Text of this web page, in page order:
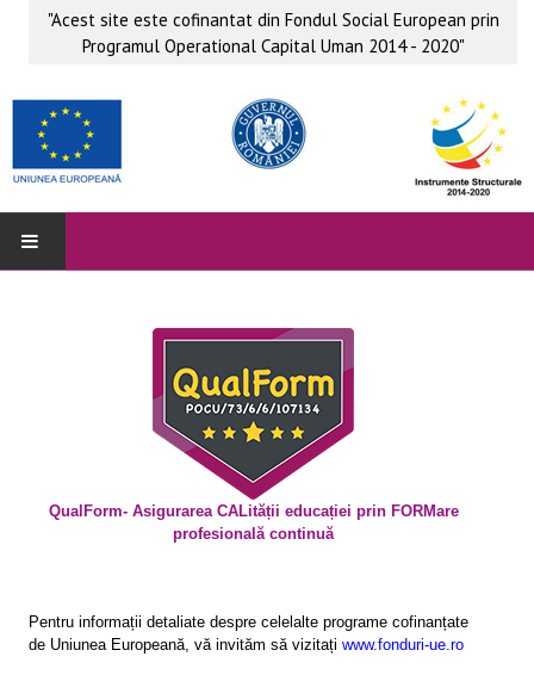
"Acest site este cofinantat din Fondul Social European prin
Programul Operational Capital Uman 2014 - 2020"
Beneficii
Activităţile proiectului
Rezultatele proiectului
QualForm- Asigurarea CALității educației prin FORMare
profesională continuă
Pentru informații detaliate despre celelalte programe cofinanțate
de Uniunea Europeană, vă invităm să vizitați www.fonduri-ue.ro